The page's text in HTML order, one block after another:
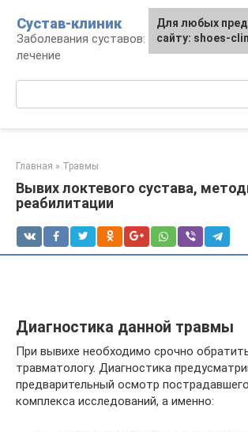
контенту
Сустав-клиник
Заболевания суставов: профилактика и
лечение
Главная » Травмы
Вывих локтевого сустава,
реабилитации
Диагностика данной травмы
При вывихе необходимо срочно
травматологу. Диагностика
предварительный осмотр
комплекса исследований, а именно:
Для любых
сайту: shoes-